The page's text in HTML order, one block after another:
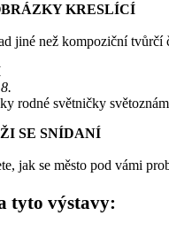
KRESLÍCÍ
jiné než kompoziční tvůrčí
rodné světničky
SE SNÍDANÍ
jak se město pod vámi
tyto výstavy: